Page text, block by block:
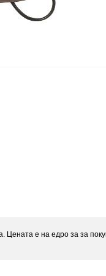
е на едро за за